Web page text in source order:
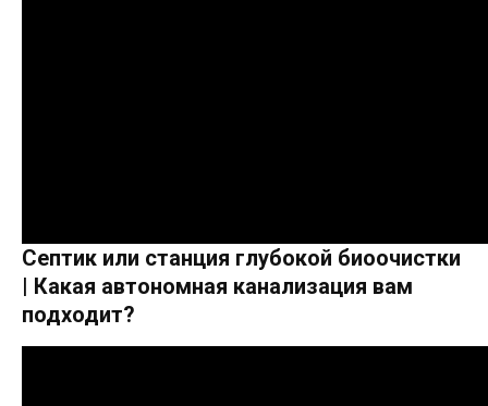
Септик или станция глубокой биоочистки
| Какая автономная канализация вам
подходит?